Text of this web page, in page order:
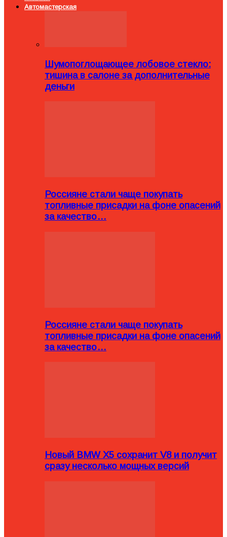
Автомастерская
Шумопоглощающее лобовое стекло:
тишина в салоне за дополнительные
деньги
Россияне стали чаще покупать
топливные присадки на фоне опасений
за качество…
Россияне стали чаще покупать
топливные присадки на фоне опасений
за качество…
Новый BMW X5 сохранит V8 и получит
сразу несколько мощных версий